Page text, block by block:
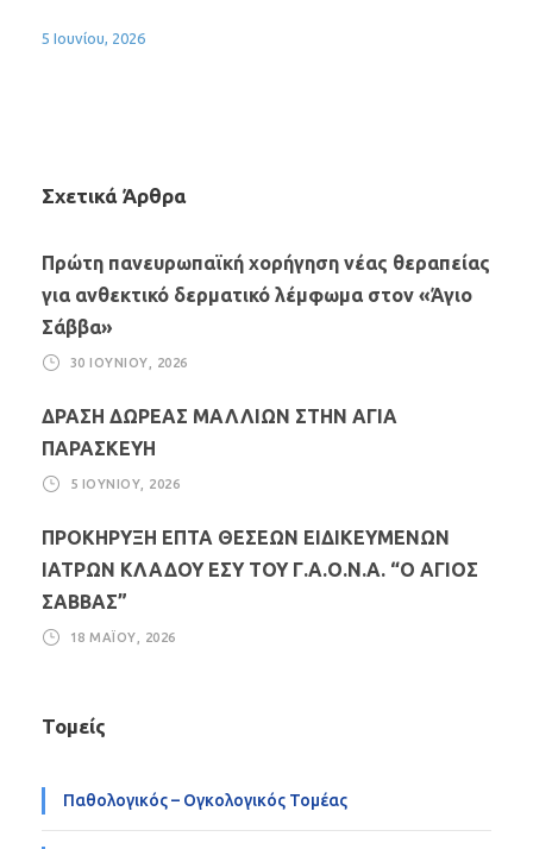
5 Ιουνίου, 2026
Σχετικά Άρθρα
Πρώτη πανευρωπαϊκή χορήγηση νέας θεραπείας
για ανθεκτικό δερματικό λέμφωμα στον «Άγιο
Σάββα»
30 ΙΟΥΝΊΟΥ, 2026
ΔΡΑΣΗ ΔΩΡΕΑΣ ΜΑΛΛΙΩΝ ΣΤΗΝ ΑΓΙΑ
ΠΑΡΑΣΚΕΥΗ
5 ΙΟΥΝΊΟΥ, 2026
ΠΡΟΚΗΡΥΞΗ ΕΠΤΑ ΘΕΣΕΩΝ ΕΙΔΙΚΕΥΜΕΝΩΝ
ΙΑΤΡΩΝ ΚΛΑΔΟΥ ΕΣΥ ΤΟΥ Γ.Α.Ο.Ν.Α. “Ο ΑΓΙΟΣ
ΣΑΒΒΑΣ”
18 ΜΑΪ́ΟΥ, 2026
Τομείς
Παθολογικός – Ογκολογικός Τομέας